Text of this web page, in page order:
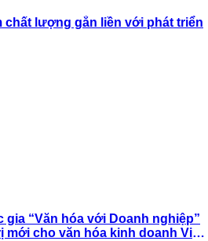
chất lượng gắn liền với phát triển
gia “Văn hóa với Doanh nghiệp”
mới cho văn hóa kinh doanh Việt